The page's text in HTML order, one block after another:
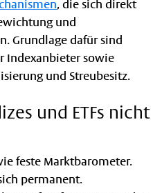
, die sich direkt
und
Grundlage dafür sind
Indexanbieter sowie
und Streubesitz.
und ETFs nicht
feste Marktbarometer.
permanent.